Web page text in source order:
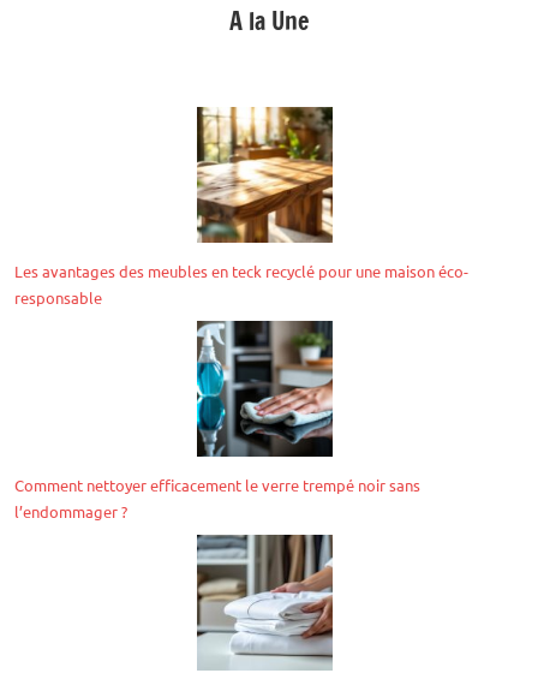
A la Une
Les avantages des meubles en teck recyclé pour une maison éco-
responsable
Comment nettoyer efficacement le verre trempé noir sans
l’endommager ?